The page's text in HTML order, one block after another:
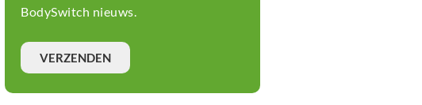
BodySwitch nieuws.
VERZENDEN